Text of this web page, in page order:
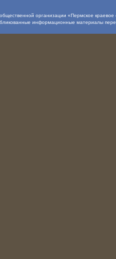
организации «Пермское
информационные материалы